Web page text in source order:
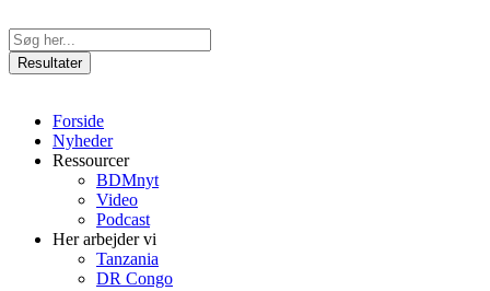
til
indhold
Search
...Resultater
Forside
Nyheder
Ressourcer
BDMnyt
Video
Podcast
Her arbejder vi
Tanzania
DR Congo